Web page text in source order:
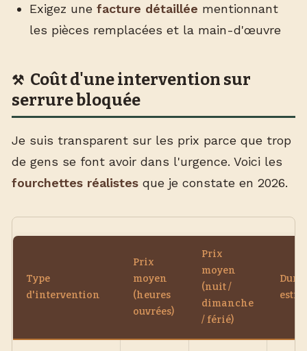
Exigez une facture détaillée mentionnant
les pièces remplacées et la main-d'œuvre
Coût d'une intervention sur
serrure bloquée
Je suis transparent sur les prix parce que trop
de gens se font avoir dans l'urgence. Voici les
fourchettes réalistes que je constate en 2026.
Type
d'intervention
Prix
moyen
(heures
ouvrées)
Prix
moyen
(nuit /
dimanche
/ férié)